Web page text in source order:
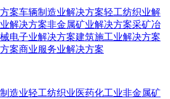
案车辆制造业解决方案轻工纺织业解
解决方案非金属矿业解决方案采矿冶
电子业解决方案建筑施工业解决方案
案商业服务业解决方案
造业轻工纺织业医药化工业非金属矿